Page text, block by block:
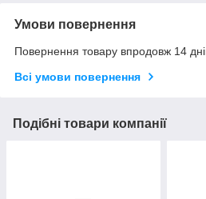
Умови повернення
Повернення товару впродовж 14
Всі умови повернення
Подібні товари компанії